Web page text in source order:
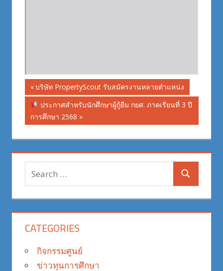
Post
navigation
Previous
Post:
บริษัท PropertyScout รับสมัครงานหลายตำแหน่ง
Next
Post:
ประกาศสำหรับนักศึกษาผู้กู้ยืม กยศ. ภาคเรียนที่ 3 ปี
การศึกษา 2568
Search
for:
Search
CATEGORIES
กิจกรรมศูนย์
ข่าวทุนการศึกษา